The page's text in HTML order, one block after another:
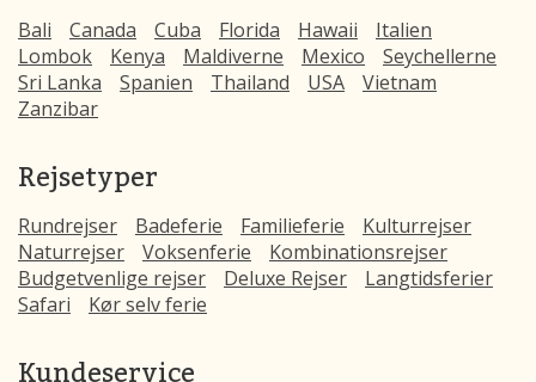
Bali Canada Cuba Florida Hawaii
Italien
Lombok
Kenya Maldiverne Mexico
Seychellerne
Sri Lanka
Spanien Thailand USA
Vietnam
Zanzibar
Rejsetyper
Rundrejser Badeferie Familieferie
Kulturrejser
Naturrejser
Voksenferie
Kombinationsrejser
Budgetvenlige rejser
Deluxe Rejser
Langtidsferier
Safari
Kør selv ferie
Kundeservice